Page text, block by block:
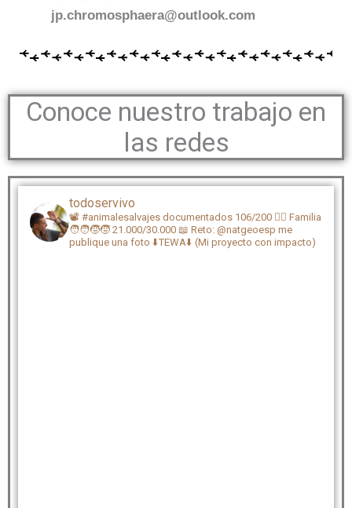
jp.chromosphaera@outlook.com
Conoce nuestro trabajo en
las redes
todoservivo
📽️ #animalesalvajes documentados 106/200 🏴‍☠️ Familia
🧑‍🧑‍🧒‍🧒 21.000/30.000 📖 Reto: @natgeoesp me
publique una foto ⬇️TEWA⬇️ (Mi proyecto con impacto)